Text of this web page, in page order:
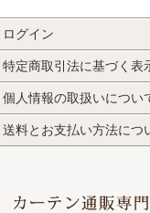
ログイン
特定商取引法に基づく表
個人情報の取扱いについ
送料とお支払い方法につ